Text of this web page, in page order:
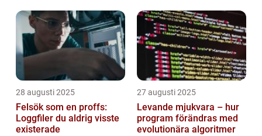
barnens dagliga rutiner
28 augusti 2025
Felsök som en proffs:
Loggfiler du aldrig visste
existerade
27 augusti 2025
Levande mjukvara – hur
program förändras med
evolutionära algoritmer